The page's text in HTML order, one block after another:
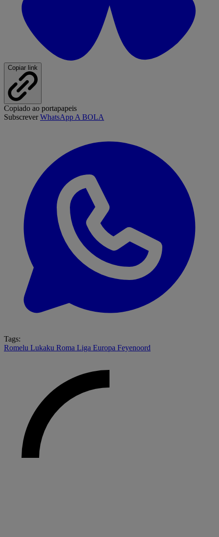
Copiar link
Copiado ao portapapeis
SubscreverWhatsApp A BOLA
Tags:
Romelu Lukaku Roma Liga Europa Feyenoord